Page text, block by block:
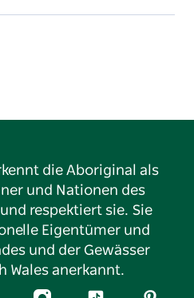
die Aboriginal als
und Nationen des
respektiert sie. Sie
Eigentümer und
und der Gewässer
Wales anerkannt.